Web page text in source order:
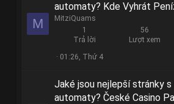
M
automaty? Kde Vyhrát
MitziQuams
1
Trả lời
56
Lượt xem
01:26, Thứ 4
Jaké jsou nejlepší stránky s
automaty? České Casino